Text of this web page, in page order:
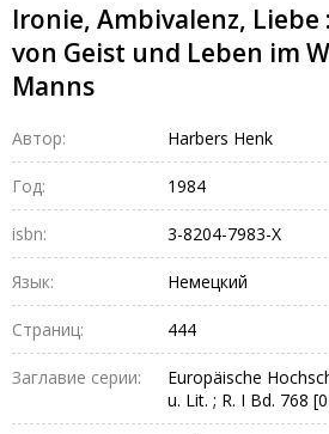
Ironie, Ambivalenz,
von Geist und Leben im
Manns
Автор: Harbers Henk
Год: 1984
isbn: 3-8204-7983-X
Язык: Немецкий
Страниц: 444
Заглавие серии:
Europäische
u. Lit. ; R. I Bd. 768